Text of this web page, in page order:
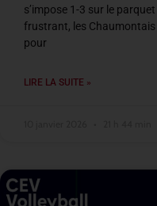
s’impose 1-3 sur le
frustrant, les
pour
LIRE LA SUITE »